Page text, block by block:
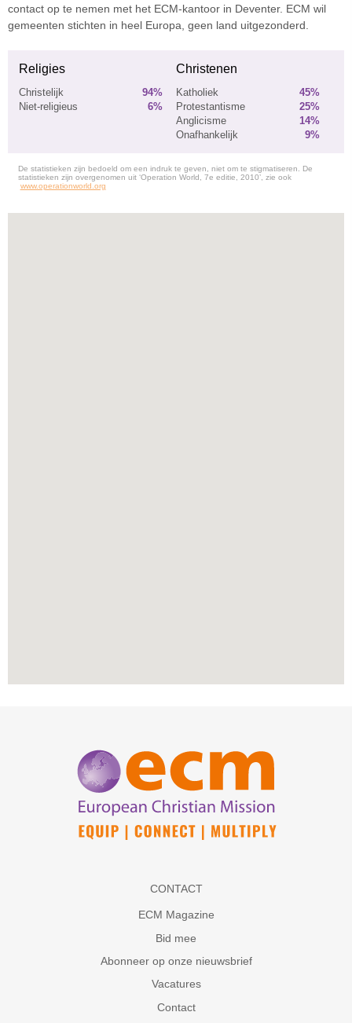
contact op te nemen met het ECM-kantoor in Deventer. ECM wil
gemeenten stichten in heel Europa, geen land uitgezonderd.
Religies
Christelijk
94%
Niet-religieus
6%
Christenen
Katholiek
45%
Protestantisme
25%
Anglicisme
14%
Onafhankelijk
9%
De statistieken zijn bedoeld om een indruk te geven, niet om te stigmatiseren. De
statistieken zijn overgenomen uit ‘Operation World, 7e editie, 2010’, zie ook
www.operationworld.org
CONTACT
ECM Magazine
Bid mee
Abonneer op onze nieuwsbrief
Vacatures
Contact